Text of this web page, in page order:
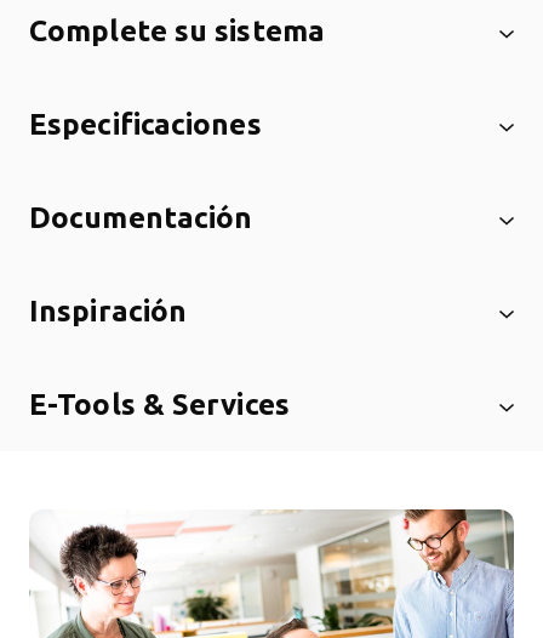
Complete su sistema
Especificaciones
Documentación
Inspiración
E-Tools & Services